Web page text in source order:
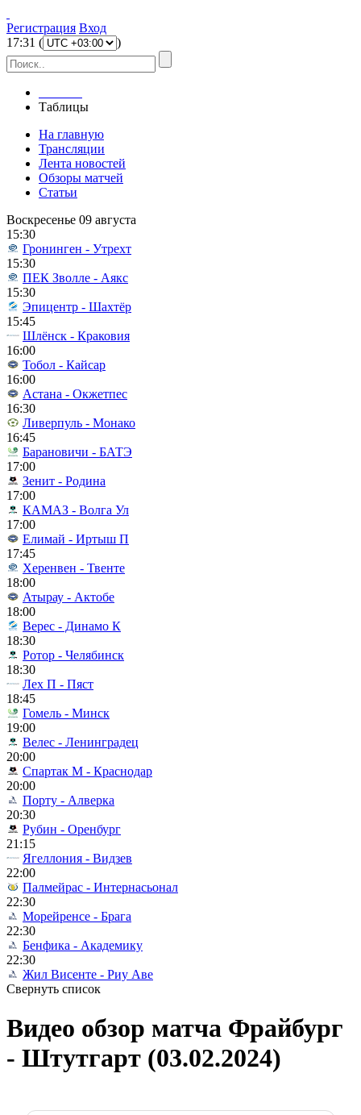
Регистрация Вход
17:31 ( )
Таблицы
На главную
Трансляции
Лента новостей
Обзоры матчей
Статьи
Воскресенье 09 августа
15:30
Гронинген - Утрехт
15:30
ПЕК Зволле - Аякс
15:30
Эпицентр - Шахтёр
15:45
Шлёнск - Краковия
16:00
Тобол - Кайсар
16:00
Астана - Окжетпес
16:30
Ливерпуль - Монако
16:45
Барановичи - БАТЭ
17:00
Зенит - Родина
17:00
КАМАЗ - Волга Ул
17:00
Елимай - Иртыш П
17:45
Херенвен - Твенте
18:00
Атырау - Актобе
18:00
Верес - Динамо К
18:30
Ротор - Челябинск
18:30
Лех П - Пяст
18:45
Гомель - Минск
19:00
Велес - Ленинградец
20:00
Спартак М - Краснодар
20:00
Порту - Алверка
20:30
Рубин - Оренбург
21:15
Ягеллония - Видзев
22:00
Палмейрас - Интернасьонал
22:30
Морейренсе - Брага
22:30
Бенфика - Академику
22:30
Жил Висенте - Риу Аве
Свернуть список
Видео обзор матча Фрайбург
- Штутгарт (03.02.2024)